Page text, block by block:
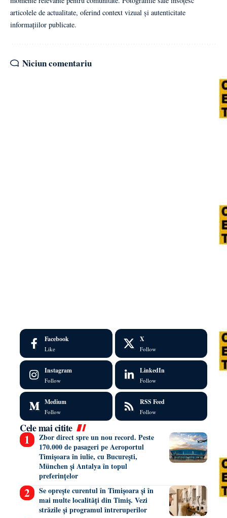
articolele de actualitate, oferind context vizual și autenticitate
informațiilor publicate.
Niciun comentariu
Facebook
Like
X
Follow
Instagram
Follow
LinkedIn
Follow
Medium
Follow
RSS Feed
Follow
Cele mai citite
Zbor direct spre un nou record. Peste
170.000 de pasageri pe Aeroportul
Timișoara în iulie, cu București,
München și Antalya în topul
preferințelor
Se oprește curentul în Timișoara și în
mai multe localități din Timiș. Vezi
străzile și programul întreruperilor